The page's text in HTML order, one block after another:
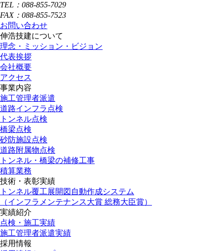
TEL：088-855-7029
FAX：088-855-7523
お問い合わせ
伸浩技建について
理念・ミッション・ビジョン
代表挨拶
会社概要
アクセス
事業内容
施工管理者派遣
道路インフラ点検
トンネル点検
橋梁点検
砂防施設点検
道路附属物点検
トンネル・橋梁の補修工事
積算業務
技術・表彰実績
トンネル覆工展開図自動作成システム
（インフラメンテナンス大賞 総務大臣賞）
実績紹介
点検・施工実績
施工管理者派遣実績
採用情報